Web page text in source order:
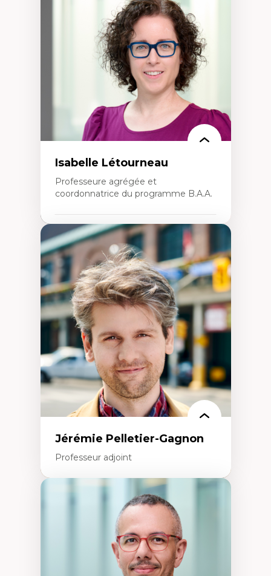
Ethnographie critique des environnements
d’apprentissage des étudiant.e.s
Approche transdisciplinaire des
compétences socioaffectives et
interculturelles
Didactique des langues secondes et
compétence pragmatique
Andragogie
Méthodologies de recherche qualitative
Isabelle Létourneau
Professeure agrégée et
coordonnatrice du programme B.A.A.
Expertises
Conciliation travail-vie personnelle
Gestion des ressources humaines
(attraction et fidélisation de la main-
d’œuvre)
Responsabilité sociale des organisations
Interventions organisationnelles
Comportement organisationnel
(mobilisation au travail)
Recherche qualitative
Éthique des affaires
Jérémie Pelletier-Gagnon
Professeur adjoint
Études du jeu vidéo
Fouille de textes
Études postcoloniales
Études critiques des médias
Analyse de données
Études japonaises